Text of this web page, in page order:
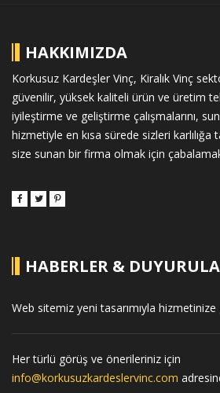
HAKKIMIZDA
Korkusuz Kardeşler Vinç, Kiralık Vinç
güvenilir, yüksek kaliteli ürün ve üretim
iyileştirme ve geliştirme çalışmalarını,
hizmetiyle en kısa sürede sizleri karlılığa
size sunan bir firma olmak için
HABERLER &
Web sitemiz yeni tasarımıyla
Her türlü görüş ve önerileriniz için
info@korkusuzkardeslervinc.com